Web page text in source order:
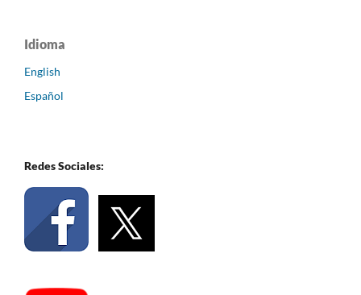
Idioma
English
Español
Redes Sociales: